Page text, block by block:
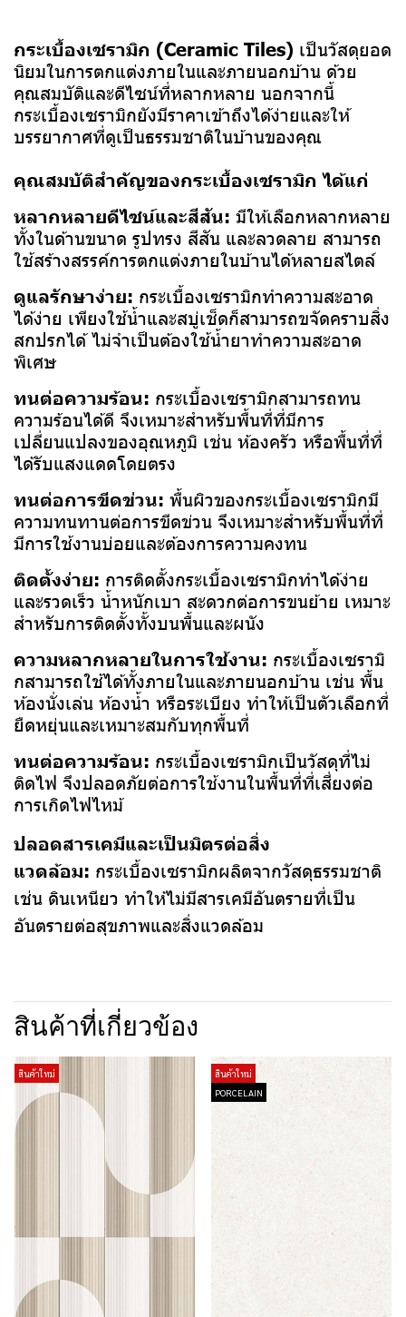
กระเบื้องเซรามิก (Ceramic Tiles) เป็นวัสดุยอด
นิยมในการตกแต่งภายในและภายนอกบ้าน ด้วย
คุณสมบัติและดีไซน์ที่หลากหลาย นอกจากนี้
กระเบื้องเซรามิกยังมีราคาเข้าถึงได้ง่ายและให้
บรรยากาศที่ดูเป็นธรรมชาติในบ้านของคุณ
คุณสมบัติสำคัญของกระเบื้องเซรามิก ได้แก่
หลากหลายดีไซน์และสีสัน: มีให้เลือกหลากหลาย
ทั้งในด้านขนาด รูปทรง สีสัน และลวดลาย สามารถ
ใช้สร้างสรรค์การตกแต่งภายในบ้านได้หลายสไตล์
ดูแลรักษาง่าย: กระเบื้องเซรามิกทำความสะอาด
ได้ง่าย เพียงใช้น้ำและสบู่เช็ดก็สามารถขจัดคราบสิ่ง
สกปรกได้ ไม่จำเป็นต้องใช้น้ำยาทำความสะอาด
พิเศษ
ทนต่อความร้อน: กระเบื้องเซรามิกสามารถทน
ความร้อนได้ดี จึงเหมาะสำหรับพื้นที่ที่มีการ
เปลี่ยนแปลงของอุณหภูมิ เช่น ห้องครัว หรือพื้นที่ที่
ได้รับแสงแดดโดยตรง
ทนต่อการขีดข่วน: พื้นผิวของกระเบื้องเซรามิกมี
ความทนทานต่อการขีดข่วน จึงเหมาะสำหรับพื้นที่ที่
มีการใช้งานบ่อยและต้องการความคงทน
ติดตั้งง่าย: การติดตั้งกระเบื้องเซรามิกทำได้ง่าย
และรวดเร็ว น้ำหนักเบา สะดวกต่อการขนย้าย เหมาะ
สำหรับการติดตั้งทั้งบนพื้นและผนัง
ความหลากหลายในการใช้งาน: กระเบื้องเซรามิ
กสามารถใช้ได้ทั้งภายในและภายนอกบ้าน เช่น พื้น
ห้องนั่งเล่น ห้องน้ำ หรือระเบียง ทำให้เป็นตัวเลือกที่
ยืดหยุ่นและเหมาะสมกับทุกพื้นที่
ทนต่อความร้อน: กระเบื้องเซรามิกเป็นวัสดุที่ไม่
ติดไฟ จึงปลอดภัยต่อการใช้งานในพื้นที่ที่เสี่ยงต่อ
การเกิดไฟไหม้
ปลอดสารเคมีและเป็นมิตรต่อสิ่ง
แวดล้อม: กระเบื้องเซรามิกผลิตจากวัสดุธรรมชาติ
เช่น ดินเหนียว ทำให้ไม่มีสารเคมีอันตรายที่เป็น
อันตรายต่อสุขภาพและสิ่งแวดล้อม
สินค้าที่เกี่ยวข้อง
สินค้าใหม่
สินค้าใหม่
PORCELAIN